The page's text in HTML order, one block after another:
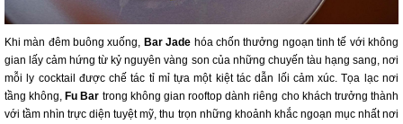
Khi màn đêm buông xuống, Bar Jade hóa chốn thưởng ngoạn tinh tế với không
gian lấy cảm hứng từ kỷ nguyên vàng son của những chuyến tàu hạng sang, nơi
mỗi ly cocktail được chế tác tỉ mỉ tựa một kiệt tác dẫn lối cảm xúc. Tọa lạc nơi
tầng không,Fu Bar trong không gian rooftop dành riêng cho khách trưởng thành
với tầm nhìn trực diện tuyệt mỹ, thu trọn những khoảnh khắc ngoạn mục nhất nơi